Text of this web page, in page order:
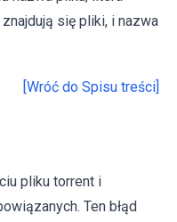
się pliki, i nazwa
[Wróć do Spisu treści]
pliku torrent i
Ten błąd